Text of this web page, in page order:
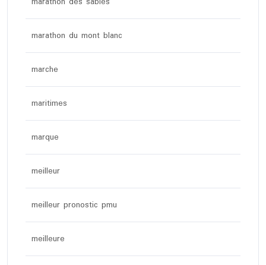
marathon du mont blanc
marche
maritimes
marque
meilleur
meilleur pronostic pmu
meilleure